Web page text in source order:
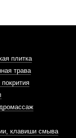
плитка
трава
клавиши смыва